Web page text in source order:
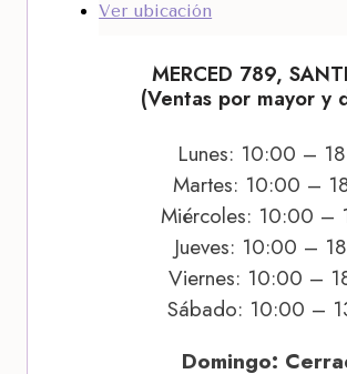
Ver ubicación
MERCED 789,
(Ventas por mayor y
Lunes: 10:00 –
Martes: 10:00 –
Miércoles: 10:00 –
Jueves: 10:00 –
Viernes: 10:00 –
Sábado: 10:00 –
Domingo: